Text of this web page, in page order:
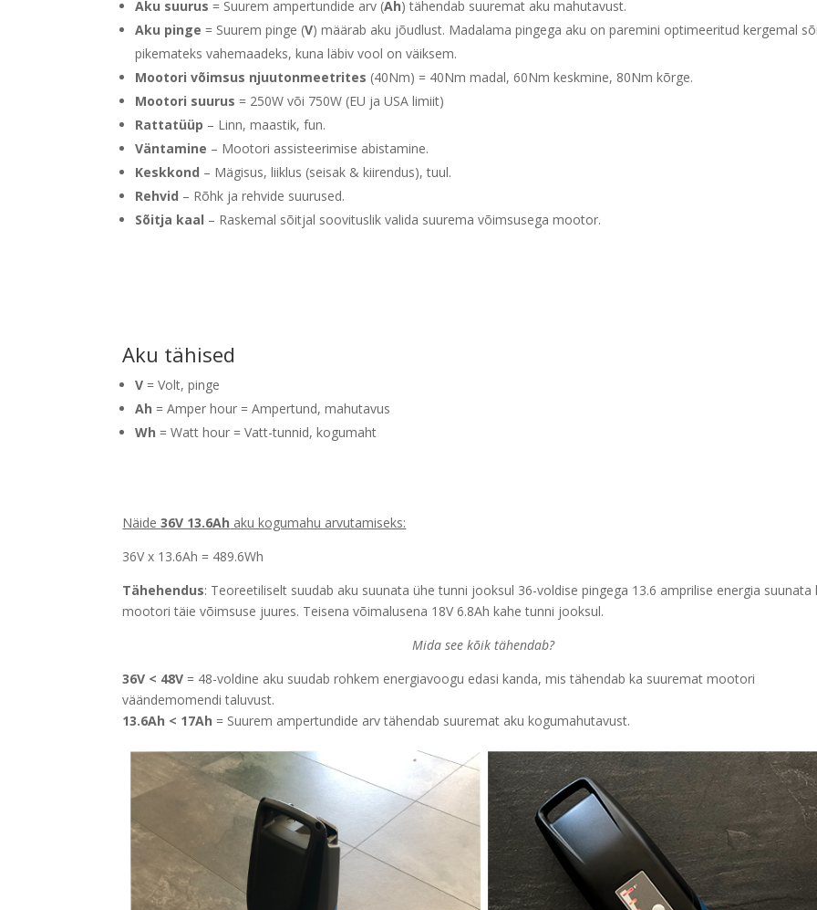
Aku suurus = Suurem ampertundide arv (Ah) tähendab suuremat aku mahutavust.
Aku pinge = Suurem pinge (V) määrab aku jõudlust. Madalama pingega aku on paremini optimeeritud kergemal
pikemateks vahemaadeks, kuna läbiv vool on väiksem.
Mootori võimsus njuutonmeetrites (40Nm) = 40Nm madal, 60Nm keskmine, 80Nm kõrge.
Mootori suurus = 250W või 750W (EU ja USA limiit)
Rattatüüp – Linn, maastik, fun.
Väntamine – Mootori assisteerimise abistamine.
Keskkond – Mägisus, liiklus (seisak & kiirendus), tuul.
Rehvid – Rõhk ja rehvide suurused.
Sõitja kaal – Raskemal sõitjal soovituslik valida suurema võimsusega mootor.
Aku tähised
V = Volt, pinge
Ah = Amper hour = Ampertund, mahutavus
Wh = Watt hour = Vatt-tunnid, kogumaht
Näide36V 13.6Ah aku kogumahu arvutamiseks:
36V x 13.6Ah = 489.6Wh
Tähehendus: Teoreetiliselt suudab aku suunata ühe tunni jooksul 36-voldise pingega 13.6 amprilise energia suunata
mootori täie võimsuse juures. Teisena võimalusena 18V 6.8Ah kahe tunni jooksul.
Mida see kõik tähendab?
36V < 48V = 48-voldine aku suudab rohkem energiavoogu edasi kanda, mis tähendab ka suuremat mootori
väändemomendi taluvust.
13.6Ah < 17Ah = Suurem ampertundide arv tähendab suuremat aku kogumahutavust.